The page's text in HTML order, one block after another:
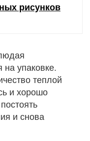
рисунков
на упаковке.
теплой
и хорошо
и снова